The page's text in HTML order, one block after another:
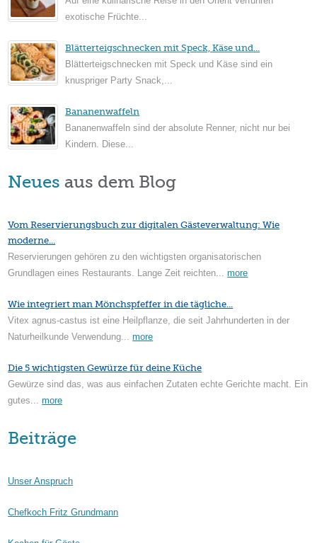
exotische Früchte...
Blätterteigschnecken mit Speck, Käse und...
Blätterteigschnecken mit Speck und Käse sind ein
knuspriger Party Snack,...
Bananenwaffeln
Bananenwaffeln sind der absolute Renner, nicht nur bei
Kindern. Diese...
Neues aus dem Blog
Vom Reservierungsbuch zur digitalen Gästeverwaltung: Wie
moderne...
Reservierungen gehören zu den wichtigsten organisatorischen
Grundlagen eines Restaurants. Lange Zeit reichten...more
Wie integriert man Mönchspfeffer in die tägliche...
Vitex agnus-castus ist eine Heilpflanze, die seit Jahrhunderten in der
Naturheilkunde Verwendung...more
Die 5 wichtigsten Gewürze für deine Küche
Gewürze sind das, was aus einfachen Zutaten echte Gerichte macht. Ein
gutes...more
Beiträge
Unser Anspruch
Chefkoch Fritz Grundmann